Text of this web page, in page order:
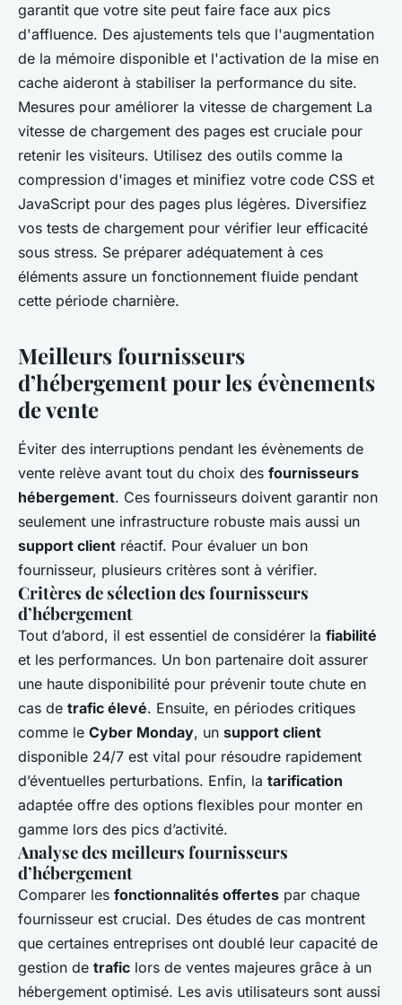
garantit que votre site peut faire face aux pics
d'affluence. Des ajustements tels que l'augmentation
de la mémoire disponible et l'activation de la mise en
cache aideront à stabiliser la performance du site.
Mesures pour améliorer la vitesse de chargement La
vitesse de chargement des pages est cruciale pour
retenir les visiteurs. Utilisez des outils comme la
compression d'images et minifiez votre code CSS et
JavaScript pour des pages plus légères. Diversifiez
vos tests de chargement pour vérifier leur efficacité
sous stress. Se préparer adéquatement à ces
éléments assure un fonctionnement fluide pendant
cette période charnière.
Meilleurs fournisseurs
d’hébergement pour les évènements
de vente
Éviter des interruptions pendant les évènements de
vente relève avant tout du choix des fournisseurs
hébergement. Ces fournisseurs doivent garantir non
seulement une infrastructure robuste mais aussi un
support client réactif. Pour évaluer un bon
fournisseur, plusieurs critères sont à vérifier.
Critères de sélection des fournisseurs
d’hébergement
Tout d’abord, il est essentiel de considérer la fiabilité
et les performances. Un bon partenaire doit assurer
une haute disponibilité pour prévenir toute chute en
cas de trafic élevé. Ensuite, en périodes critiques
comme le Cyber Monday, un support client
disponible 24/7 est vital pour résoudre rapidement
d’éventuelles perturbations. Enfin, la tarification
adaptée offre des options flexibles pour monter en
gamme lors des pics d’activité.
Analyse des meilleurs fournisseurs
d’hébergement
Comparer les fonctionnalités offertes par chaque
fournisseur est crucial. Des études de cas montrent
que certaines entreprises ont doublé leur capacité de
gestion de trafic lors de ventes majeures grâce à un
hébergement optimisé. Les avis utilisateurs sont aussi